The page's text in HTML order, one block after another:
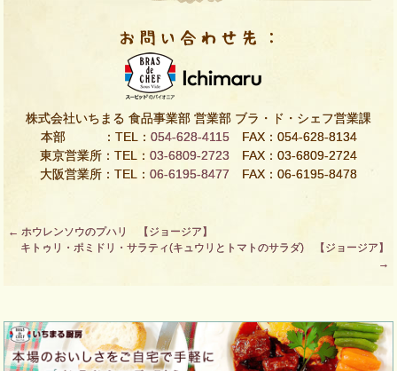
株式会社いちまる 食品事業部 営業部 ブラ・ド・シェフ営業課
本部 ：TEL： 054-628-4115FAX：054-628-8134
東京営業所：TEL： 03-6809-2723 FAX：03-6809-2724
大阪営業所：TEL： 06-6195-8477 FAX：06-6195-8478
Post
navigation
← ホウレンソウのプハリ 【ジョージア】
キトゥリ・ポミドリ・サラティ(キュウリとトマトのサラダ) 【ジョージア】
→